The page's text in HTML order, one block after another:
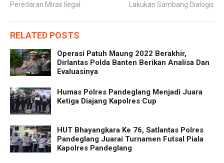
Peredaran Miras Ilegal
Lakukan Sambang Dialogis
RELATED POSTS
Operasi Patuh Maung 2022 Berakhir,
Dirlantas Polda Banten Berikan Analisa Dan
Evaluasinya
Humas Polres Pandeglang Menjadi Juara
Ketiga Diajang Kapolres Cup
HUT Bhayangkara Ke 76, Satlantas Polres
Pandeglang Juarai Turnamen Futsal Piala
Kapolres Pandeglang